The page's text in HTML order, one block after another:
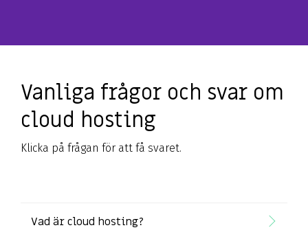
Vanliga frågor och svar om
cloud hosting
Klicka på frågan för att få svaret.
Vad är cloud hosting?